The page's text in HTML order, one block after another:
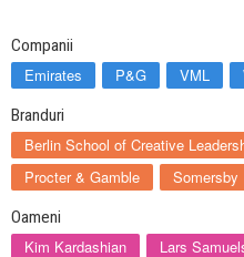
Companii
Emirates P&G VML
Branduri
Berlin School of Creative
Procter & Gamble
Somersby
Oameni
Kim Kardashian Lars